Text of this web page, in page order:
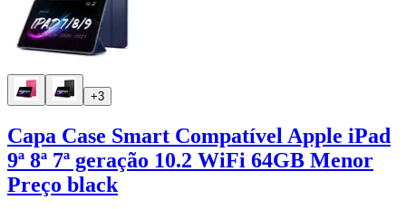
+3
Capa Case Smart Compatível Apple iPad
9ª 8ª 7ª geração 10.2 WiFi 64GB Menor
Preço black